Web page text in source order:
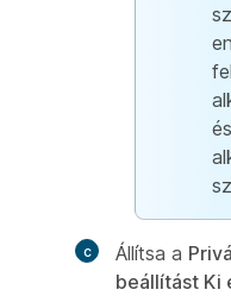
Állítsa a
beállítást Ki